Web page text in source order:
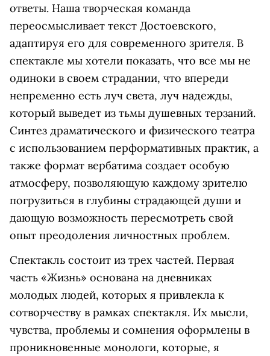
ответы. Наша творческая команда
переосмысливает текст Достоевского,
адаптируя его для современного зрителя. В
спектакле мы хотели показать, что все мы не
одиноки в своем страдании, что впереди
непременно есть луч света, луч надежды,
который выведет из тьмы душевных терзаний.
Синтез драматического и физического театра
с использованием перформативных практик, а
также формат вербатима создает особую
атмосферу, позволяющую каждому зрителю
погрузиться в глубины страдающей души и
дающую возможность пересмотреть свой
опыт преодоления личностных проблем.
Спектакль состоит из трех частей. Первая
часть «Жизнь» основана на дневниках
молодых людей, которых я привлекла к
сотворчеству в рамках спектакля. Их мысли,
чувства, проблемы и сомнения оформлены в
проникновенные монологи, которые, я